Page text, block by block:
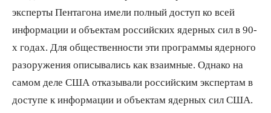
эксперты Пентагона имели полный доступ ко всей
информации и объектам российских ядерных сил в 90-
х годах. Для общественности эти программы ядерного
разоружения описывались как взаимные. Однако на
самом деле США отказывали российским экспертам в
доступе к информации и объектам ядерных сил США.